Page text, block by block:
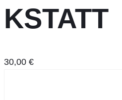
KSTATT
30,00 €